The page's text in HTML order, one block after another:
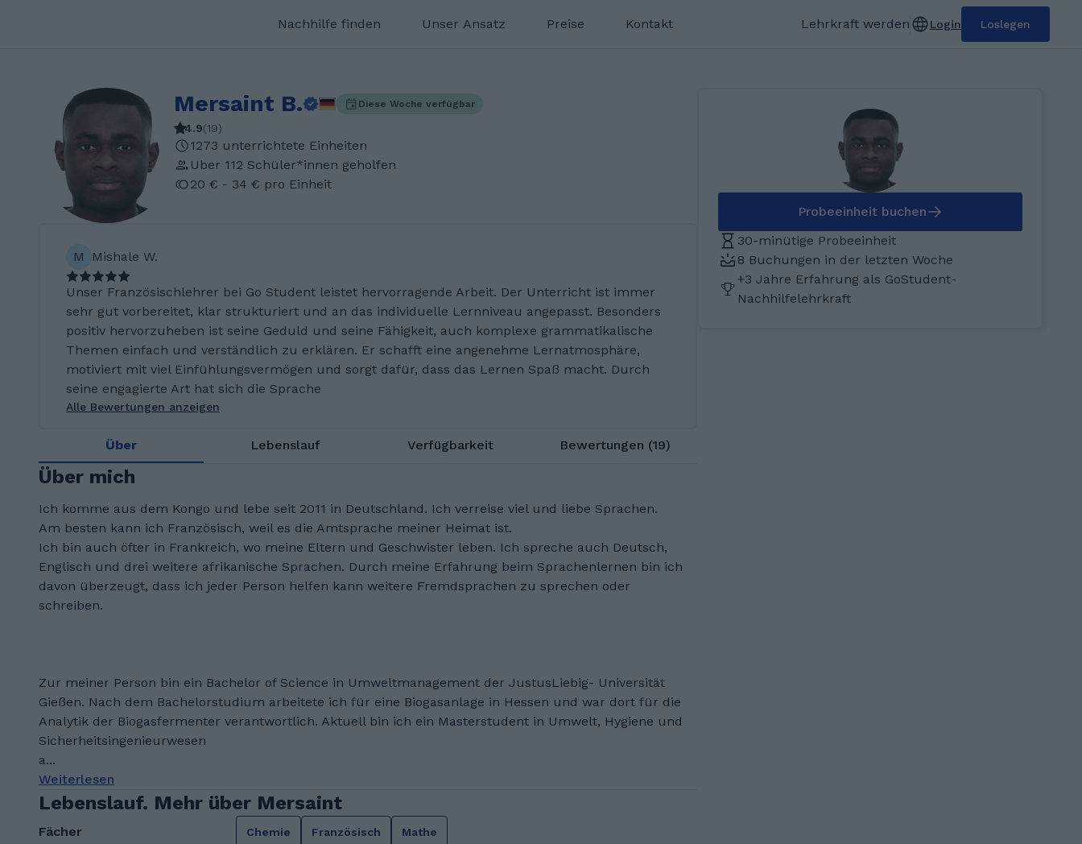
Nachhilfe finden Unser Ansatz Preise Kontakt Lehrkraft werden Login Loslegen
Mersaint B. Diese Woche verfügbar
4.9(19)
1273 unterrichtete Einheiten
Uber 112 Schüler*innen geholfen
20 € - 34 € pro Einheit
M Mishale W.
Unser Französischlehrer bei Go Student leistet hervorragende Arbeit. Der Unterricht ist immer
sehr gut vorbereitet, klar strukturiert und an das individuelle Lernniveau angepasst. Besonders
positiv hervorzuheben ist seine Geduld und seine Fähigkeit, auch komplexe grammatikalische
Themen einfach und verständlich zu erklären. Er schafft eine angenehme Lernatmosphäre,
motiviert mit viel Einfühlungsvermögen und sorgt dafür, dass das Lernen Spaß macht. Durch
seine engagierte Art hat sich die Sprache
Alle Bewertungen anzeigen
Über Lebenslauf Verfügbarkeit Bewertungen (19)
Über mich
Ich komme aus dem Kongo und lebe seit 2011 in Deutschland. Ich verreise viel und liebe Sprachen.
Am besten kann ich Französisch, weil es die Amtsprache meiner Heimat ist.
Ich bin auch öfter in Frankreich, wo meine Eltern und Geschwister leben. Ich spreche auch Deutsch,
Englisch und drei weitere afrikanische Sprachen. Durch meine Erfahrung beim Sprachenlernen bin ich
davon überzeugt, dass ich jeder Person helfen kann weitere Fremdsprachen zu sprechen oder
schreiben.
Zur meiner Person bin ein Bachelor of Science in Umweltmanagement der JustusLiebig- Universität
Gießen. Nach dem Bachelorstudium arbeitete ich für eine Biogasanlage in Hessen und war dort für die
Analytik der Biogasfermenter verantwortlich. Aktuell bin ich ein Masterstudent in Umwelt, Hygiene und
Sicherheitsingenieurwesen
a...
Weiterlesen
Lebenslauf. Mehr über Mersaint
Fächer Chemie Französisch Mathe
Probeeinheit buchen
30-minütige Probeeinheit
8 Buchungen in der letzten Woche
+3 Jahre Erfahrung als GoStudent-
Nachhilfelehrkraft